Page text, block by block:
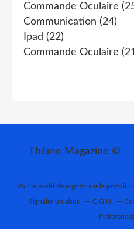
Commande Oculaire
Communication (24)
Ipad (22)
Commande Oculaire
Thème Magazine © -
Voir le profil de ergotic sur le portail
Signaler un abus C.G.U.